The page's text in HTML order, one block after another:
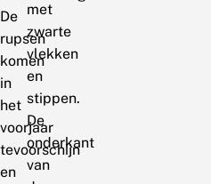
De
rupsen
komen
in
het
voorjaar
tevoorschijn
en
met
zwarte
vlekken
en
stippen.
De
onderkant
van